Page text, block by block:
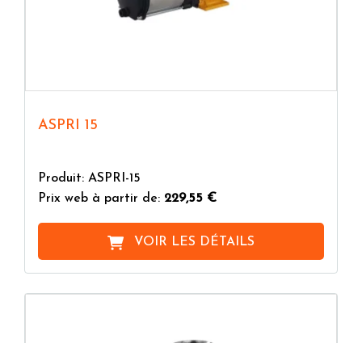
ASPRI 15
Produit: ASPRI-15
Prix web à partir de: 229,55 €
VOIR LES DÉTAILS